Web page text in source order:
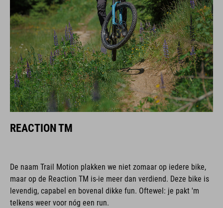
REACTION TM
De naam Trail Motion plakken we niet zomaar op iedere bike,
maar op de Reaction TM is-ie meer dan verdiend. Deze bike is
levendig, capabel en bovenal dikke fun. Oftewel: je pakt 'm
telkens weer voor nóg een run.